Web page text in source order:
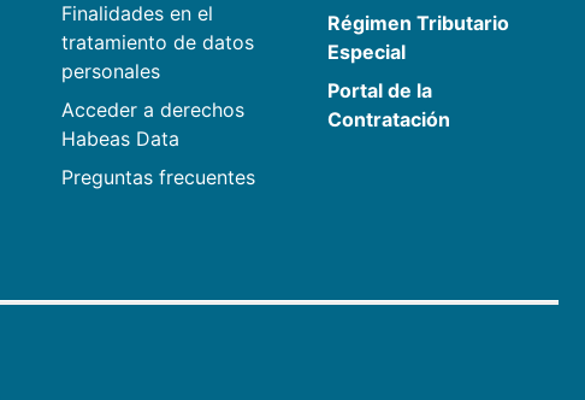
Finalidades en el
tratamiento de datos
personales
Acceder a derechos
Habeas Data
Preguntas frecuentes
Régimen Tributario
Especial
Portal de la
Contratación